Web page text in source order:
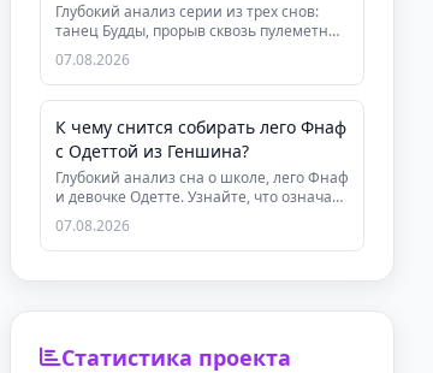
Глубокий анализ серии из трех снов:
танец Будды, прорыв сквозь пулеметный
огонь и выбор среди друзей...
07.08.2026
К чему снится собирать лего Фнаф
с Одеттой из Геншина?
Глубокий анализ сна о школе, лего Фнаф
и девочке Одетте. Узнайте, что означает
сборка страхов и встр...
07.08.2026
Статистика проекта